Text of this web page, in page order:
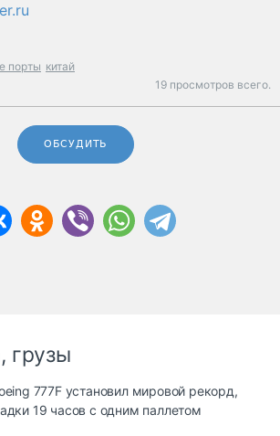
порты китай
19 просмотров всего.
ОБСУДИТЬ
грузы
777F установил мировой рекорд,
19 часов с одним паллетом